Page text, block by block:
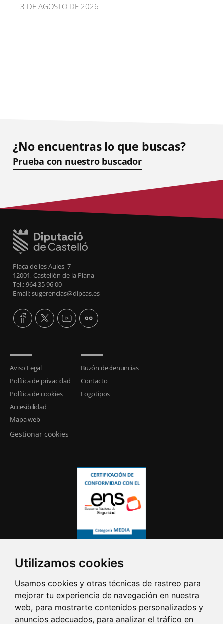
Utilizamos cookies
Usamos cookies y otras técnicas de rastreo para
mejorar tu experiencia de navegación en nuestra
web, para mostrarte contenidos personalizados y
anuncios adecuados, para analizar el tráfico en
3 DE AGOSTO DE 2026
¿No encuentras lo que buscas?
Prueba con nuestro buscador
Plaça de les Aules, 7
12001, Castellón de la Plana
Tel.: 964 35 96 00
Email: sugerencias@dipcas.es
Aviso Legal
Política de privacidad
Política de cookies
Accesibilidad
Mapa web
Gestionar cookies
Buzón de denuncias
Contacto
Logotipos